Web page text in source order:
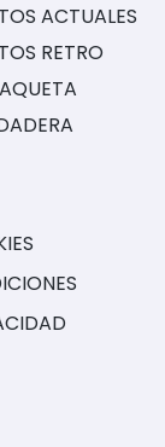
ACTUALES
RETRO